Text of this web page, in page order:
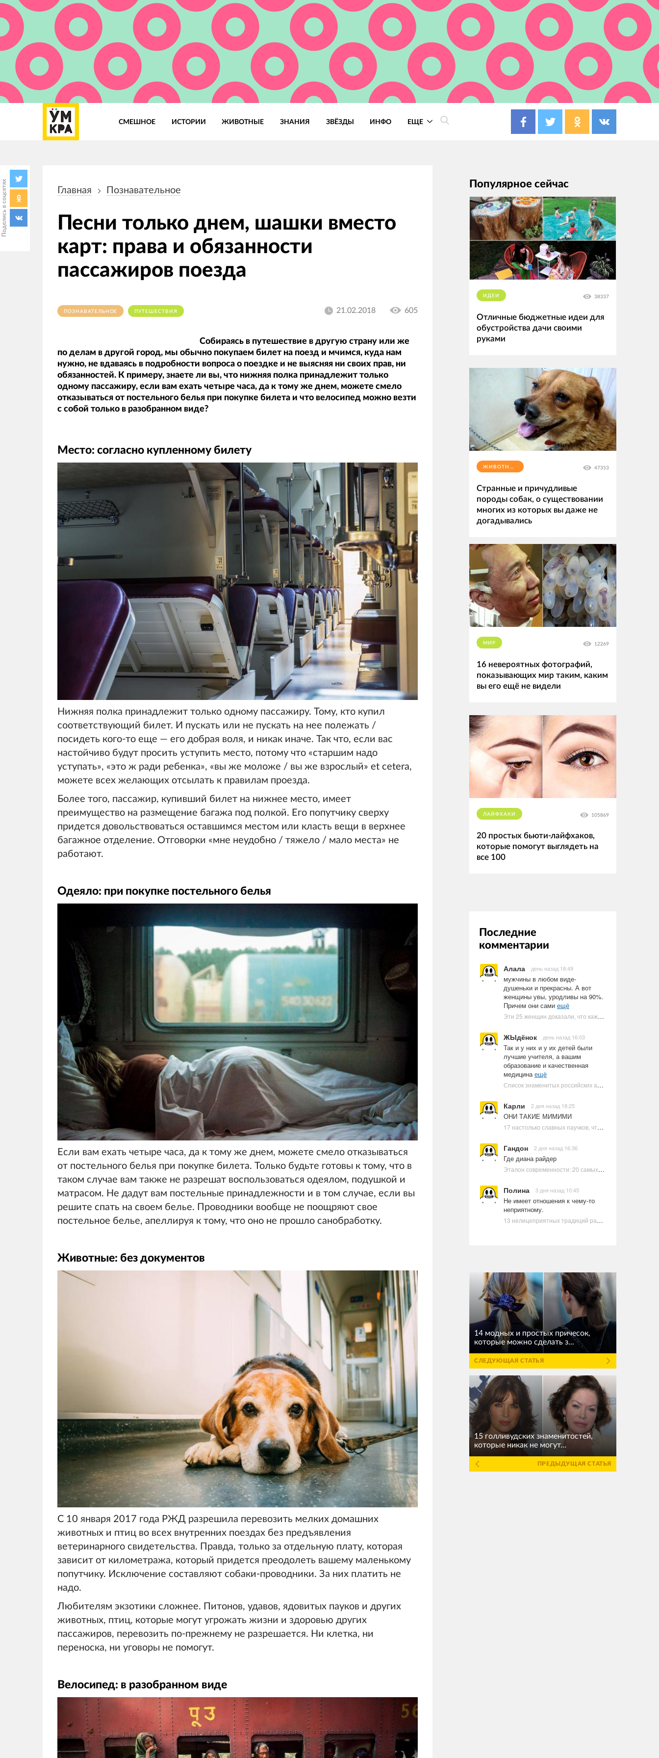
СМЕШНОЕ ИСТОРИИ ЖИВОТНЫЕ ЗНАНИЯ ЗВЁЗДЫ ИНФО ЕЩЕ
Поделись в соцсетях навигации
Главная Познавательное
Песни только днем, шашки вместо
карт: права и обязанности
пассажиров поезда
ПОЗНАВАТЕЛЬНОЕ ПУТЕШЕСТВИЯ 21.02.2018 605
Собираясь в путешествие в другую страну или же
по делам в другой город, мы обычно покупаем билет на поезд и мчимся, куда нам
нужно, не вдаваясь в подробности вопроса о поездке и не выясняя ни своих прав, ни
обязанностей. К примеру, знаете ли вы, что нижняя полка принадлежит только
одному пассажиру, если вам ехать четыре часа, да к тому же днем, можете смело
отказываться от постельного белья при покупке билета и что велосипед можно везти
с собой только в разобранном виде?
Место: согласно купленному билету
Нижняя полка принадлежит только одному пассажиру. Тому, кто купил
соответствующий билет. И пускать или не пускать на нее полежать /
посидеть кого-то еще — его добрая воля, и никак иначе. Так что, если вас
настойчиво будут просить уступить место, потому что «старшим надо
уступать», «это ж ради ребенка», «вы же моложе / вы же взрослый» et cetera,
можете всех желающих отсылать к правилам проезда.
Более того, пассажир, купивший билет на нижнее место, имеет
преимущество на размещение багажа под полкой. Его попутчику сверху
придется довольствоваться оставшимся местом или класть вещи в верхнее
багажное отделение. Отговорки «мне неудобно / тяжело / мало места» не
работают.
Одеяло: при покупке постельного белья
Если вам ехать четыре часа, да к тому же днем, можете смело отказываться
от постельного белья при покупке билета. Только будьте готовы к тому, что в
таком случае вам также не разрешат воспользоваться одеялом, подушкой и
матрасом. Не дадут вам постельные принадлежности и в том случае, если вы
решите спать на своем белье. Проводники вообще не поощряют свое
постельное белье, апеллируя к тому, что оно не прошло санобработку.
Животные: без документов
С 10 января 2017 года РЖД разрешила перевозить мелких домашних
животных и птиц во всех внутренних поездах без предъявления
ветеринарного свидетельства. Правда, только за отдельную плату, которая
зависит от километража, который придется преодолеть вашему маленькому
попутчику. Исключение составляют собаки-проводники. За них платить не
надо.
Любителям экзотики сложнее. Питонов, удавов, ядовитых пауков и других
животных, птиц, которые могут угрожать жизни и здоровью других
пассажиров, перевозить по-прежнему не разрешается. Ни клетка, ни
переноска, ни уговоры не помогут.
Велосипед: в разобранном виде
Популярное сейчас
ИДЕИ 38337
Отличные бюджетные идеи для
обустройства дачи своими
руками
ЖИВОТНЫЕ 47353
Странные и причудливые
породы собак, о существовании
многих из которых вы даже не
догадывались
МИР 12269
16 невероятных фотографий,
показывающих мир таким, каким
вы его ещё не видели
ЛАЙФХАКИ 105869
20 простых бьюти-лайфхаков,
которые помогут выглядеть на
все 100
Последние
комментарии
Алала день назад 18:49
мужчины в любом виде-
душеньки и прекрасны. А вот
женщины увы, уродливы на 90%.
Причем они сами ещё
Эти 25 женщин доказали, что каждое тело имеет право быть в бикини
ЖЫдёнок день назад 16:03
Так и у них и у их детей были
лучшие учителя, а вашим
образование и качественная
медицинаещё
Список знаменитых российских артистов-евреев | Ультрамарин
Карли 2 дня назад 18:25
ОНИ ТАКИЕ МИМИМИ
17 настолько славных паучков, что даже у арахнофобов появится желание их погладить
Гандон 2 дня назад 16:36
Где диана райдер
Эталон современности: 20 самых красивых и привлекательных актрис Голливуда, по мнению Google | Ультрамарин
Полина 3 дня назад 10:45
Не имеет отношения к чему-то
неприятному.
13 нелицеприятных традиций разных стран, которые могут шокировать неподготовленного человека
14 модных и простых причесок,
которые можно сделать з...
СЛЕДУЮЩАЯ СТАТЬЯ
15 голливудских знаменитостей,
которые никак не могут...
ПРЕДЫДУЩАЯ СТАТЬЯ